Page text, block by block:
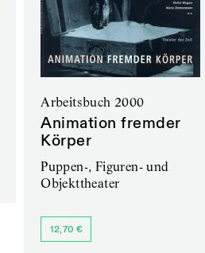
Arbeitsbuch 2000
Animation fremder
Körper
Puppen-, Figuren- und
Objekttheater
12,70 €